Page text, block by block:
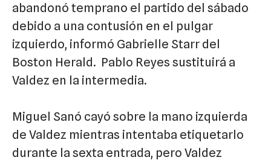
abandonó temprano el partido del sábado
debido a una contusión en el pulgar
izquierdo, informó Gabrielle Starr del
Boston Herald. Pablo Reyes sustituirá a
Valdez en la intermedia.
Miguel Sanó cayó sobre la mano izquierda
de Valdez mientras intentaba etiquetarlo
durante la sexta entrada, pero Valdez